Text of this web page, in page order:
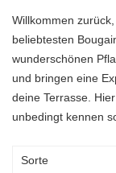
Willkommen
beliebtesten
wunderschönen
und bringen eine
deine Terrasse.
unbedingt kennen
Sorte